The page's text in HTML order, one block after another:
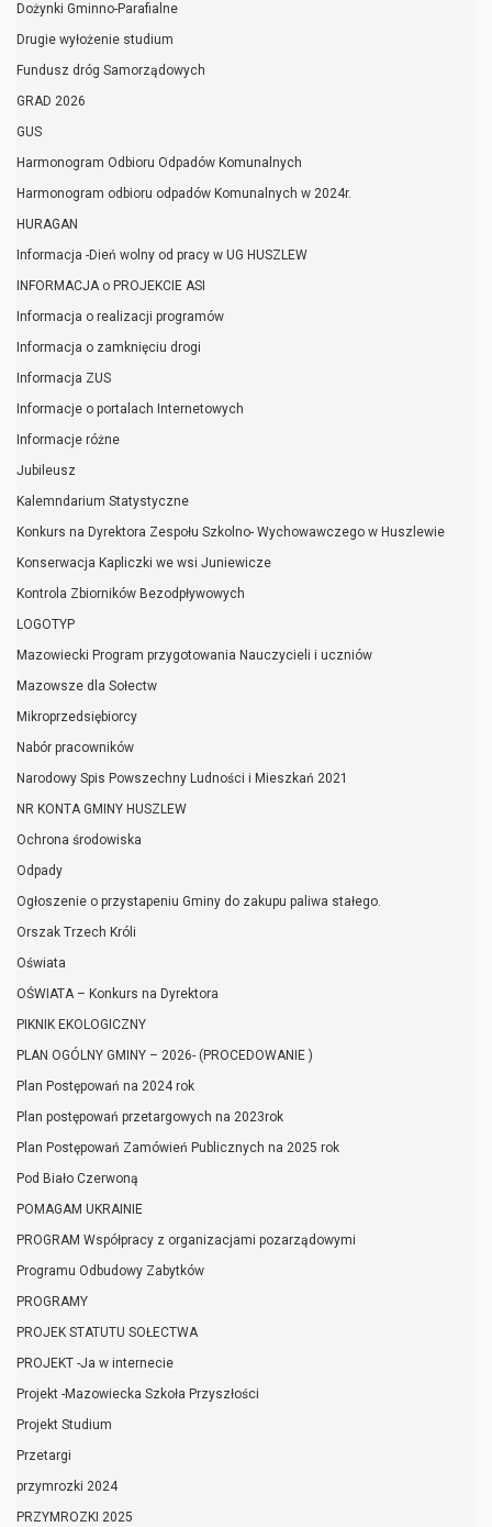
Dożynki Gminno-Parafialne
Drugie wyłożenie studium
Fundusz dróg Samorządowych
GRAD 2026
GUS
Harmonogram Odbioru Odpadów Komunalnych
Harmonogram odbioru odpadów Komunalnych w 2024r.
HURAGAN
Informacja -Dień wolny od pracy w UG HUSZLEW
INFORMACJA o PROJEKCIE ASI
Informacja o realizacji programów
Informacja o zamknięciu drogi
Informacja ZUS
Informacje o portalach Internetowych
Informacje różne
Jubileusz
Kalemndarium Statystyczne
Konkurs na Dyrektora Zespołu Szkolno- Wychowawczego w Huszlewie
Konserwacja Kapliczki we wsi Juniewicze
Kontrola Zbiorników Bezodpływowych
LOGOTYP
Mazowiecki Program przygotowania Nauczycieli i uczniów
Mazowsze dla Sołectw
Mikroprzedsiębiorcy
Nabór pracowników
Narodowy Spis Powszechny Ludności i Mieszkań 2021
NR KONTA GMINY HUSZLEW
Ochrona środowiska
Odpady
Ogłoszenie o przystapeniu Gminy do zakupu paliwa stałego.
Orszak Trzech Króli
Oświata
OŚWIATA – Konkurs na Dyrektora
PIKNIK EKOLOGICZNY
PLAN OGÓLNY GMINY – 2026- (PROCEDOWANIE )
Plan Postępowań na 2024 rok
Plan postępowań przetargowych na 2023rok
Plan Postępowań Zamówień Publicznych na 2025 rok
Pod Biało Czerwoną
POMAGAM UKRAINIE
PROGRAM Współpracy z organizacjami pozarządowymi
Programu Odbudowy Zabytków
PROGRAMY
PROJEK STATUTU SOŁECTWA
PROJEKT -Ja w internecie
Projekt -Mazowiecka Szkoła Przyszłości
Projekt Studium
Przetargi
przymrozki 2024
PRZYMROZKI 2025